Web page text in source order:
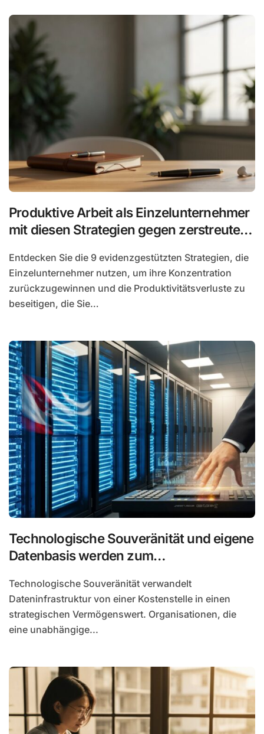
Produktive Arbeit als Einzelunternehmer
mit diesen Strategien gegen zerstreute
Entdecken Sie die 9 evidenzgestützten Strategien, die
Einzelunternehmer nutzen, um ihre Konzentration
zurückzugewinnen und die Produktivitätsverluste zu
beseitigen, die Sie…
Technologische Souveränität und eigene
Datenbasis werden zum
Technologische Souveränität verwandelt
Dateninfrastruktur von einer Kostenstelle in einen
strategischen Vermögenswert. Organisationen, die
eine unabhängige...